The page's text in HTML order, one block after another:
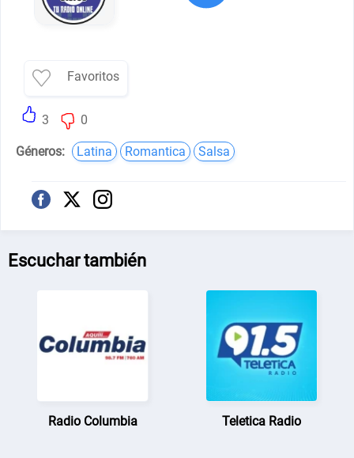
Favoritos
3 0
Géneros: Latina Romantica Salsa
Escuchar también
Radio Columbia Teletica Radio